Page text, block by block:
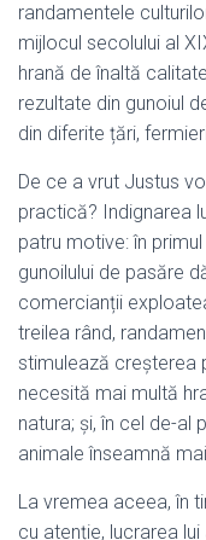
randamentele
mijlocul secolului al
hrană de înaltă
rezultate din gunoiul
din diferite țări,
De ce a vrut Justus
practică? Indignarea
patru motive: în
gunoilului de pasăre
comercianții
treilea rând,
stimulează creșterea
necesită mai multă
natura; și, în cel de-al
animale înseamnă
La vremea aceea, în
cu atenție, lucrarea